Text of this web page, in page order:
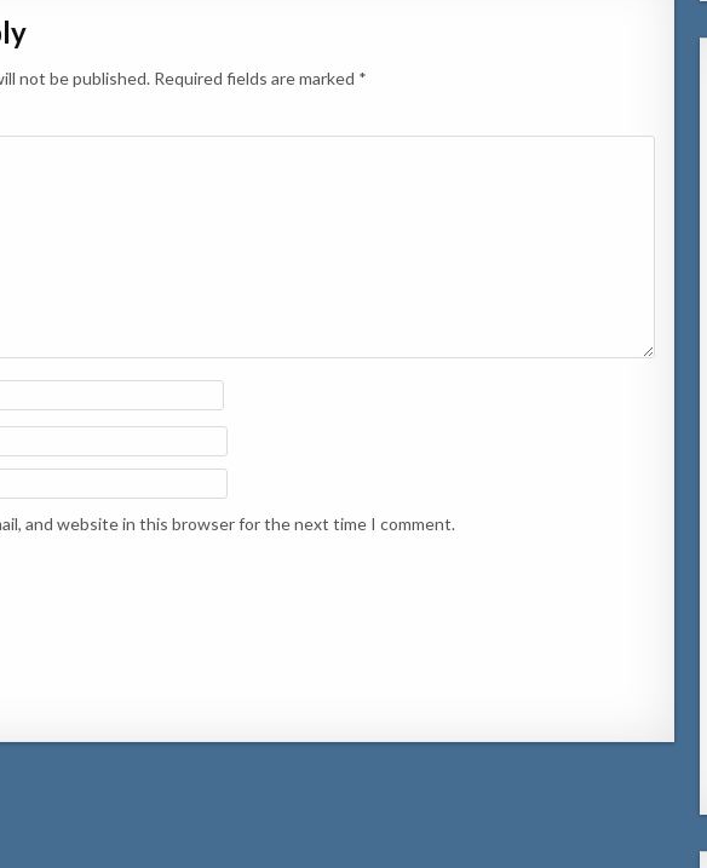
not be published. Required fields are marked *
and website in this browser for the next time I comment.